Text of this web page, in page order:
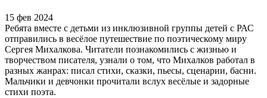
15 фев 2024
Ребята вместе с детьми из инклюзивной группы детей с РАС
отправились в весёлое путешествие по поэтическому миру
Сергея Михалкова. Читатели познакомились с жизнью и
творчеством писателя, узнали о том, что Михалков работал в
разных жанрах: писал стихи, сказки, пьесы, сценарии, басни.
Мальчики и девчонки прочитали вслух весёлые и задорные
стихи поэта.